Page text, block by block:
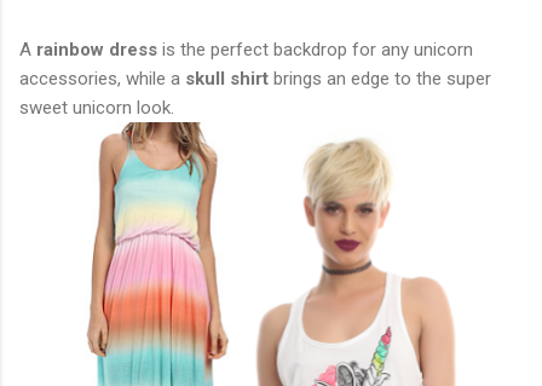
A rainbow dress is the perfect backdrop for any unicorn
accessories, while a skull shirt brings an edge to the super
sweet unicorn look.